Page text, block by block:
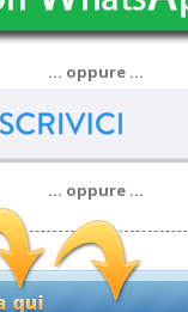
… oppure …
… oppure …